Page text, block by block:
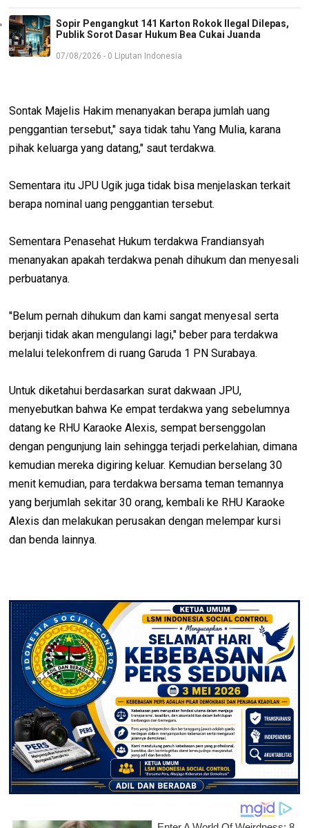
Sopir Pengangkut 141 Karton Rokok Ilegal Dilepas,
Publik Sorot Dasar Hukum Bea Cukai Juanda
07/08/2026 - 0 Liputan Indonesia
Sontak Majelis Hakim menanyakan berapa jumlah uang
penggantian tersebut," saya tidak tahu Yang Mulia, karana
pihak keluarga yang datang," saut terdakwa.
Sementara itu JPU Ugik juga tidak bisa menjelaskan terkait
berapa nominal uang penggantian tersebut.
Sementara Penasehat Hukum terdakwa Frandiansyah
menanyakan apakah terdakwa penah dihukum dan menyesali
perbuatanya.
"Belum pernah dihukum dan kami sangat menyesal serta
berjanji tidak akan mengulangi lagi," beber para terdakwa
melalui telekonfrem di ruang Garuda 1 PN Surabaya.
Untuk diketahui berdasarkan surat dakwaan JPU,
menyebutkan bahwa Ke empat terdakwa yang sebelumnya
datang ke RHU Karaoke Alexis, sempat bersenggolan
dengan pengunjung lain sehingga terjadi perkelahian, dimana
kemudian mereka digiring keluar. Kemudian berselang 30
menit kemudian, para terdakwa bersama teman temannya
yang berjumlah sekitar 30 orang, kembali ke RHU Karaoke
Alexis dan melakukan perusakan dengan melempar kursi
dan benda lainnya.